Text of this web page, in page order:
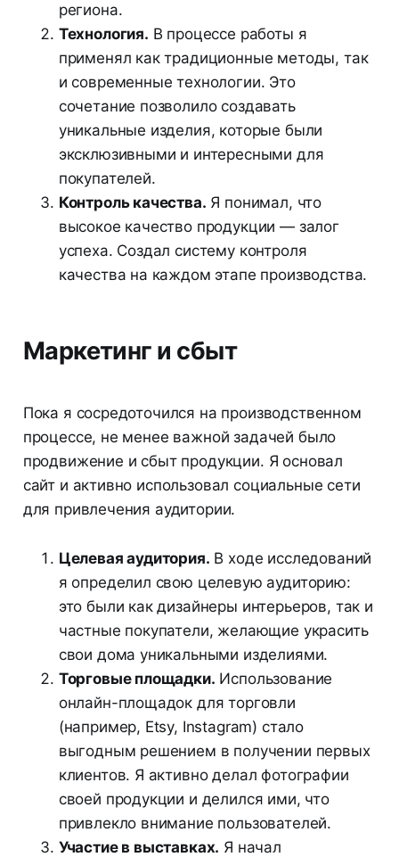
региона.
Технология. В процессе работы я
применял как традиционные методы, так
и современные технологии. Это
сочетание позволило создавать
уникальные изделия, которые были
эксклюзивными и интересными для
покупателей.
Контроль качества. Я понимал, что
высокое качество продукции — залог
успеха. Создал систему контроля
качества на каждом этапе производства.
Маркетинг и сбыт
Пока я сосредоточился на производственном
процессе, не менее важной задачей было
продвижение и сбыт продукции. Я основал
сайт и активно использовал социальные сети
для привлечения аудитории.
Целевая аудитория. В ходе исследований
я определил свою целевую аудиторию:
это были как дизайнеры интерьеров, так и
частные покупатели, желающие украсить
свои дома уникальными изделиями.
Торговые площадки. Использование
онлайн-площадок для торговли
(например, Etsy, Instagram) стало
выгодным решением в получении первых
клиентов. Я активно делал фотографии
своей продукции и делился ими, что
привлекло внимание пользователей.
Участие в выставках. Я начал